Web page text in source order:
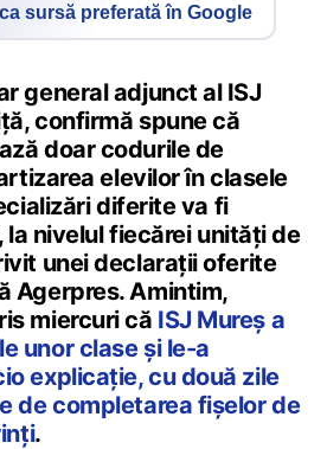
sursă preferată în Google
general adjunct al ISJ
confirmă spune că
doar codurile de
elevilor în clasele
diferite va fi
la nivelul fiecărei unităţi de
unei declarații oferite
Agerpres. Amintim,
miercuri că ISJ Mureș a
unor clase și le-a
explicație, cu două zile
de completarea fișelor de
.